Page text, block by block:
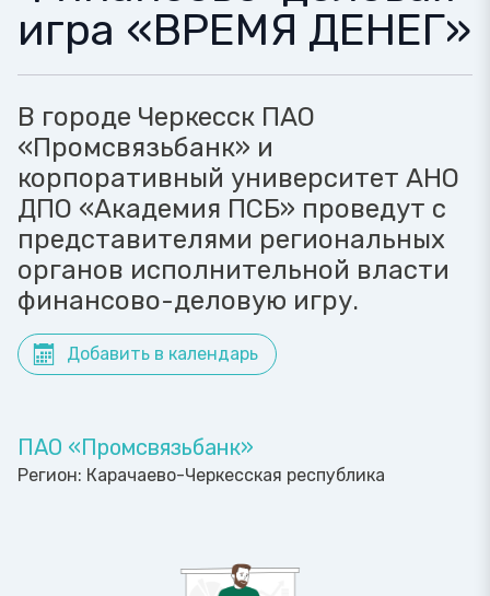
игра «ВРЕМЯ ДЕНЕГ»
В городе Черкесск ПАО
«Промсвязьбанк» и
корпоративный университет АНО
ДПО «Академия ПСБ» проведут с
представителями региональных
органов исполнительной власти
финансово-деловую игру.
Добавить в календарь
ПАО «Промсвязьбанк»
Регион: Карачаево-Черкесская республика